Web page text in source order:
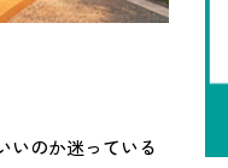
いのか迷っている